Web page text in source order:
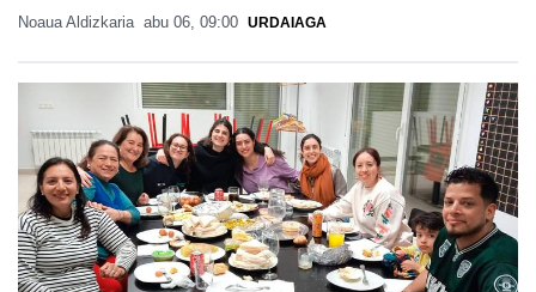
Noaua Aldizkaria abu 06, 09:00 URDAIAGA